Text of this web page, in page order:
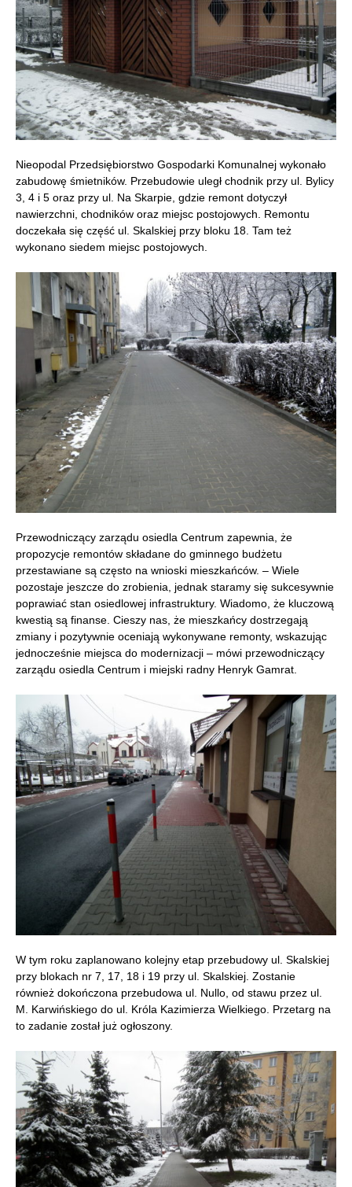
Nieopodal Przedsiębiorstwo Gospodarki Komunalnej wykonało
zabudowę śmietników. Przebudowie uległ chodnik przy ul. Bylicy
3, 4 i 5 oraz przy ul. Na Skarpie, gdzie remont dotyczył
nawierzchni, chodników oraz miejsc postojowych. Remontu
doczekała się część ul. Skalskiej przy bloku 18. Tam też
wykonano siedem miejsc postojowych.
Przewodniczący zarządu osiedla Centrum zapewnia, że
propozycje remontów składane do gminnego budżetu
przestawiane są często na wnioski mieszkańców. – Wiele
pozostaje jeszcze do zrobienia, jednak staramy się sukcesywnie
poprawiać stan osiedlowej infrastruktury. Wiadomo, że kluczową
kwestią są finanse. Cieszy nas, że mieszkańcy dostrzegają
zmiany i pozytywnie oceniają wykonywane remonty, wskazując
jednocześnie miejsca do modernizacji – mówi przewodniczący
zarządu osiedla Centrum i miejski radny Henryk Gamrat.
W tym roku zaplanowano kolejny etap przebudowy ul. Skalskiej
przy blokach nr 7, 17, 18 i 19 przy ul. Skalskiej. Zostanie
również dokończona przebudowa ul. Nullo, od stawu przez ul.
M. Karwińskiego do ul. Króla Kazimierza Wielkiego. Przetarg na
to zadanie został już ogłoszony.